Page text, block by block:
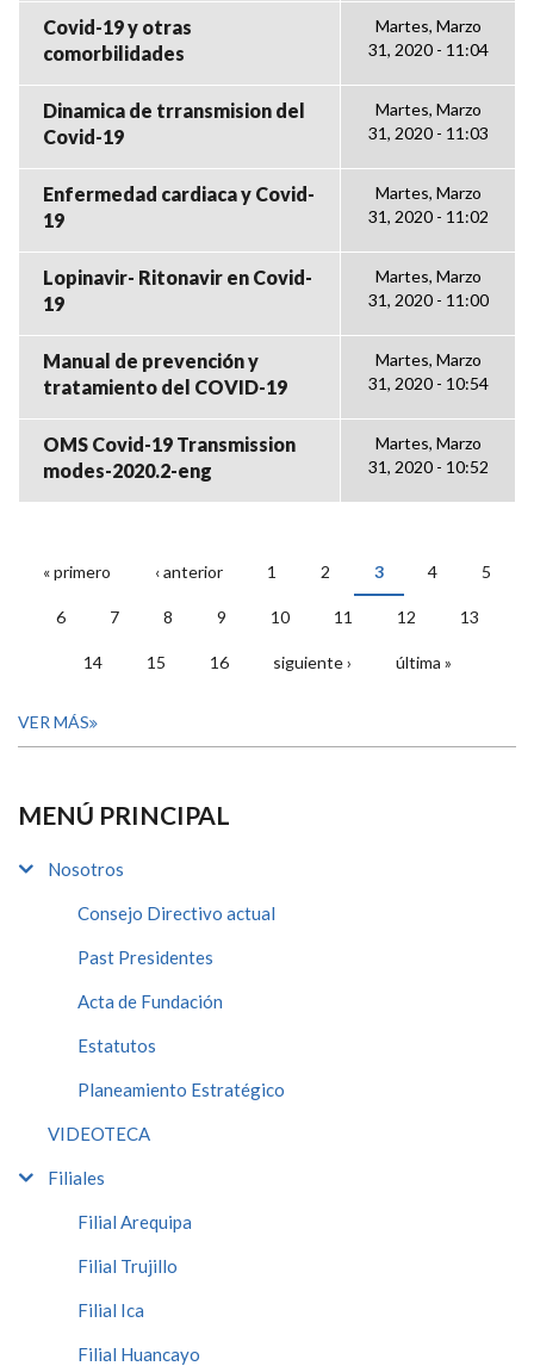
Covid-19 y otras
comorbilidades
Martes, Marzo
31, 2020 - 11:04
Dinamica de trransmision del
Covid-19
Martes, Marzo
31, 2020 - 11:03
Enfermedad cardiaca y Covid-
19
Martes, Marzo
31, 2020 - 11:02
Lopinavir- Ritonavir en Covid-
19
Martes, Marzo
31, 2020 - 11:00
Manual de prevención y
tratamiento del COVID-19
Martes, Marzo
31, 2020 - 10:54
OMS Covid-19 Transmission
modes-2020.2-eng
Martes, Marzo
31, 2020 - 10:52
PÁGINAS
« primero ‹ anterior 1 2 3 4 5
6 7 8 9 10 11 12 13
14 15 16 siguiente › última »
VER MÁS
MENÚ PRINCIPAL
Nosotros
Consejo Directivo actual
Past Presidentes
Acta de Fundación
Estatutos
Planeamiento Estratégico
VIDEOTECA
Filiales
Filial Arequipa
Filial Trujillo
Filial Ica
Filial Huancayo